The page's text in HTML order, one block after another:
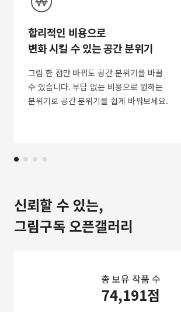
합리적인 비용으로
변화 시킬 수 있는 공간 분위기
그림 한 점만 바꿔도 공간 분위기를 바꿀
수 있습니다. 부담 없는 비용으로 원하는
분위기로 공간 분위기를 쉽게 바꿔보세요.
신뢰할 수 있는,
그림구독 오픈갤러리
총 보유 작품 수
74,191점